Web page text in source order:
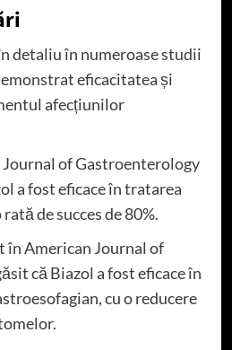
detaliu în numeroase studii
eficacitatea și
afecțiunilor
of Gastroenterology
a fost eficace în tratarea
de succes de 80%.
în American Journal of
că Biazol a fost eficace în
cu o reducere